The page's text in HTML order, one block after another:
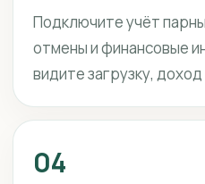
Подключите учёт
отмены и финансовые
видите загрузку, доход
04